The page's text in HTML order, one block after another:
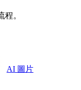
。
AI 圖片